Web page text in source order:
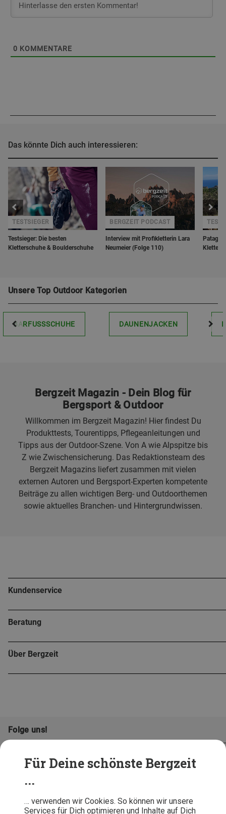
Für Deine schönste Bergzeit
...
… verwenden wir Cookies. So können wir unsere
Services für Dich optimieren und Inhalte auf Dich
0 KOMMENTARE
Das könnte Dich auch interessieren:
Testsieger: Die besten
Kletterschuhe & Boulderschuhe
TESTSIEGER
Interview mit Profikletterin Lara
Neumeier (Folge 110)
BERGZEIT PODCAST
Unsere Top Outdoor Kategorien
BARFUSSSCHUHE DAUNENJACKEN
Bergzeit Magazin - Dein Blog für
Bergsport & Outdoor
Willkommen im Bergzeit Magazin! Hier findest Du
Produkttests, Tourentipps, Pflegeanleitungen und
Tipps aus der Outdoor-Szene. Von A wie Alpspitze bis
Z wie Zwischensicherung. Das Redaktionsteam des
Bergzeit Magazins liefert zusammen mit vielen
externen Autoren und Bergsport-Experten kompetente
Beiträge zu allen wichtigen Berg- und Outdoorthemen
sowie aktuelles Branchen- und Hintergrundwissen.
Kundenservice
Beratung
Über Bergzeit
Folge uns!